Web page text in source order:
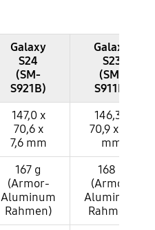
Galaxy
S24
(SM-
S921B)
Galaxy
S23
(SM-
S911B)
147,0 x
70,6 x
7,6 mm
146,3 x
70,9 x 7,6
mm
167 g
(Armor-
Aluminum
Rahmen)
168 g
(Armor-
Aluminum
Rahmen)